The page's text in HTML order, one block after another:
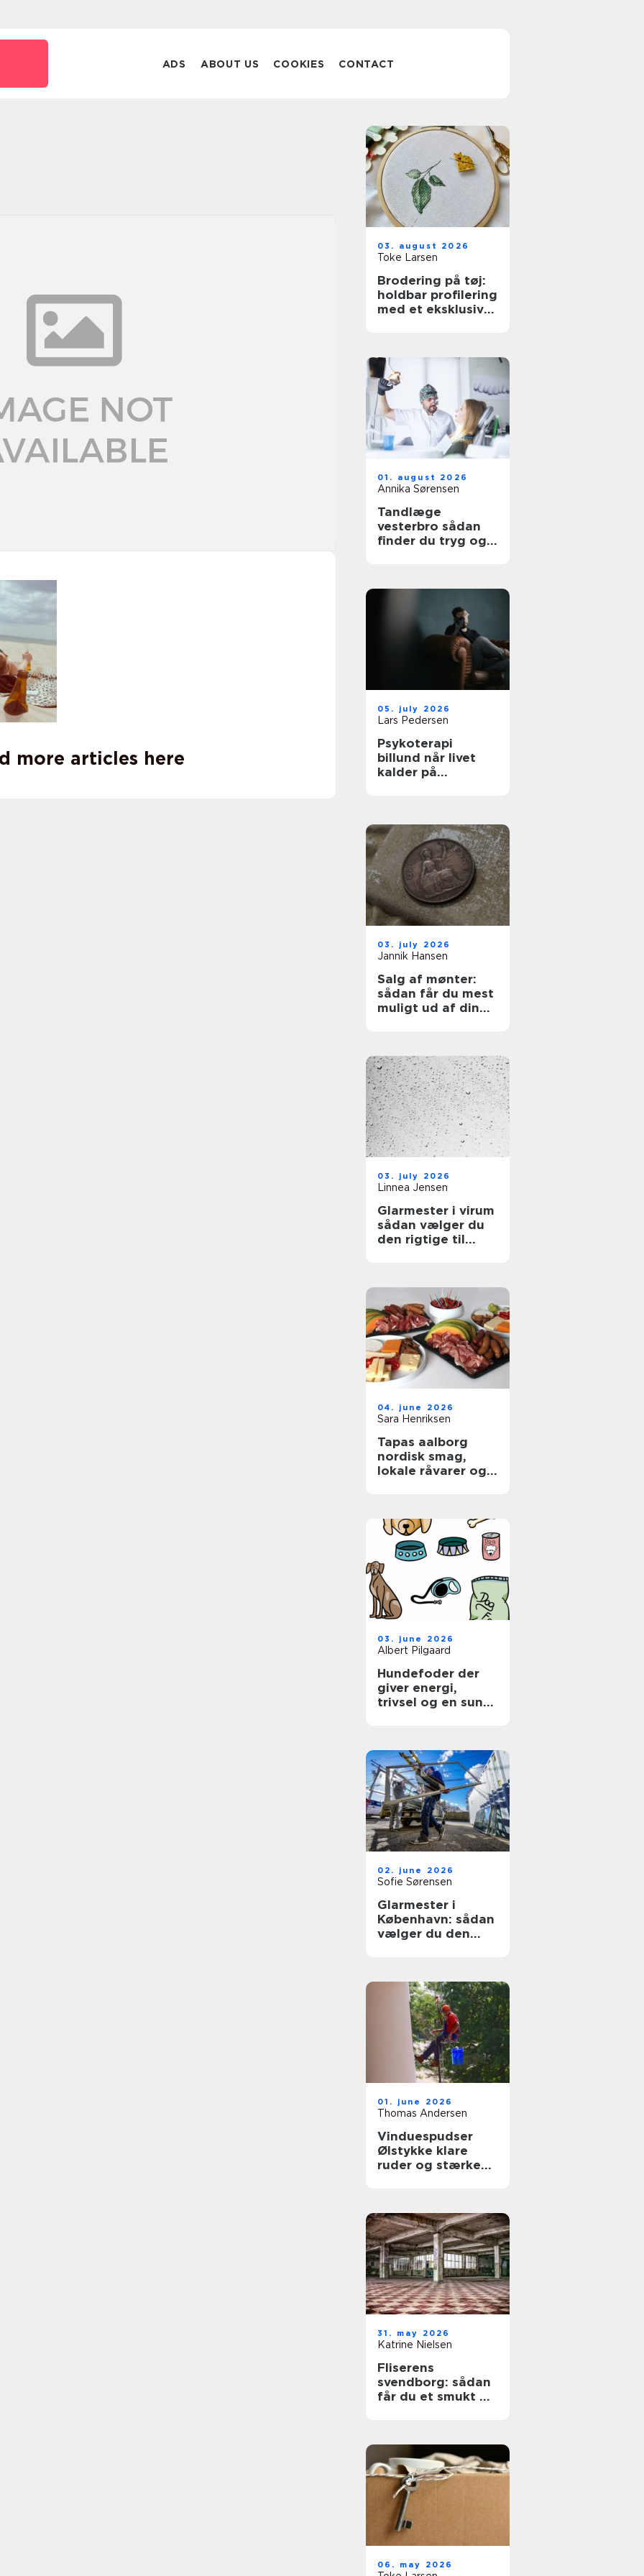
ADS ABOUT US COOKIES CONTACT
more articles here
03. august 2026
Toke Larsen
Brodering på tøj:
holdbar profilering
med et eksklusivt
01. august 2026
Annika Sørensen
Tandlæge
vesterbro sådan
finder du tryg og
05. july 2026
Lars Pedersen
Psykoterapi
billund når livet
kalder på
03. july 2026
Jannik Hansen
Salg af mønter:
sådan får du mest
muligt ud af din
03. july 2026
Linnea Jensen
Glarmester i virum
sådan vælger du
den rigtige til
04. june 2026
Sara Henriksen
Tapas aalborg
nordisk smag,
lokale råvarer og
03. june 2026
Albert Pilgaard
Hundefoder der
giver energi,
trivsel og en sund
02. june 2026
Sofie Sørensen
Glarmester i
København: sådan
vælger du den
01. june 2026
Thomas Andersen
Vinduespudser
Ølstykke klare
ruder og stærke
31. may 2026
Katrine Nielsen
Fliserens
svendborg: sådan
får du et smukt og
06. may 2026